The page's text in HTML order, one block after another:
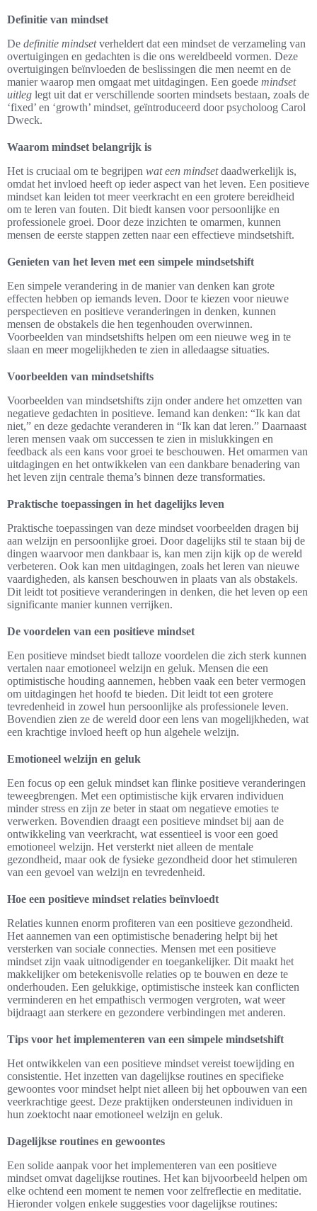
Definitie van mindset
De definitie mindsetverheldert dat een mindset de verzameling van
overtuigingen en gedachten is die ons wereldbeeld vormen. Deze
overtuigingen beïnvloeden de beslissingen die men neemt en de
manier waarop men omgaat met uitdagingen. Een goede mindset
uitleg legt uit dat er verschillende soorten mindsets bestaan, zoals de
‘fixed’ en ‘growth’ mindset, geïntroduceerd door psycholoog Carol
Dweck.
Waarom mindset belangrijk is
Het is cruciaal om te begrijpen wat een mindsetdaadwerkelijk is,
omdat het invloed heeft op ieder aspect van het leven. Een positieve
mindset kan leiden tot meer veerkracht en een grotere bereidheid
om te leren van fouten. Dit biedt kansen voor persoonlijke en
professionele groei. Door deze inzichten te omarmen, kunnen
mensen de eerste stappen zetten naar een effectieve mindsetshift.
Genieten van het leven met een simpele mindsetshift
Een simpele verandering in de manier van denken kan grote
effecten hebben op iemands leven. Door te kiezen voor nieuwe
perspectieven en positieve veranderingen in denken, kunnen
mensen de obstakels die hen tegenhouden overwinnen.
Voorbeelden van mindsetshifts helpen om een nieuwe weg in te
slaan en meer mogelijkheden te zien in alledaagse situaties.
Voorbeelden van mindsetshifts
Voorbeelden van mindsetshifts zijn onder andere het omzetten van
negatieve gedachten in positieve. Iemand kan denken: “Ik kan dat
niet,” en deze gedachte veranderen in “Ik kan dat leren.” Daarnaast
leren mensen vaak om successen te zien in mislukkingen en
feedback als een kans voor groei te beschouwen. Het omarmen van
uitdagingen en het ontwikkelen van een dankbare benadering van
het leven zijn centrale thema’s binnen deze transformaties.
Praktische toepassingen in het dagelijks leven
Praktische toepassingen van deze mindset voorbeelden dragen bij
aan welzijn en persoonlijke groei. Door dagelijks stil te staan bij de
dingen waarvoor men dankbaar is, kan men zijn kijk op de wereld
verbeteren. Ook kan men uitdagingen, zoals het leren van nieuwe
vaardigheden, als kansen beschouwen in plaats van als obstakels.
Dit leidt tot positieve veranderingen in denken, die het leven op een
significante manier kunnen verrijken.
De voordelen van een positieve mindset
Een positieve mindset biedt talloze voordelen die zich sterk kunnen
vertalen naar emotioneel welzijn en geluk. Mensen die een
optimistische houding aannemen, hebben vaak een beter vermogen
om uitdagingen het hoofd te bieden. Dit leidt tot een grotere
tevredenheid in zowel hun persoonlijke als professionele leven.
Bovendien zien ze de wereld door een lens van mogelijkheden, wat
een krachtige invloed heeft op hun algehele welzijn.
Emotioneel welzijn en geluk
Een focus op een geluk mindset kan flinke positieve veranderingen
teweegbrengen. Met een optimistische kijk ervaren individuen
minder stress en zijn ze beter in staat om negatieve emoties te
verwerken. Bovendien draagt een positieve mindset bij aan de
ontwikkeling van veerkracht, wat essentieel is voor een goed
emotioneel welzijn. Het versterkt niet alleen de mentale
gezondheid, maar ook de fysieke gezondheid door het stimuleren
van een gevoel van welzijn en tevredenheid.
Hoe een positieve mindset relaties beïnvloedt
Relaties kunnen enorm profiteren van een positieve gezondheid.
Het aannemen van een optimistische benadering helpt bij het
versterken van sociale connecties. Mensen met een positieve
mindset zijn vaak uitnodigender en toegankelijker. Dit maakt het
makkelijker om betekenisvolle relaties op te bouwen en deze te
onderhouden. Een gelukkige, optimistische insteek kan conflicten
verminderen en het empathisch vermogen vergroten, wat weer
bijdraagt aan sterkere en gezondere verbindingen met anderen.
Tips voor het implementeren van een simpele mindsetshift
Het ontwikkelen van een positieve mindset vereist toewijding en
consistentie. Het inzetten van dagelijkse routines en specifieke
gewoontes voor mindset helpt niet alleen bij het opbouwen van een
veerkrachtige geest. Deze praktijken ondersteunen individuen in
hun zoektocht naar emotioneel welzijn en geluk.
Dagelijkse routines en gewoontes
Een solide aanpak voor het implementeren van een positieve
mindset omvat dagelijkse routines. Het kan bijvoorbeeld helpen om
elke ochtend een moment te nemen voor zelfreflectie en meditatie.
Hieronder volgen enkele suggesties voor dagelijkse routines: